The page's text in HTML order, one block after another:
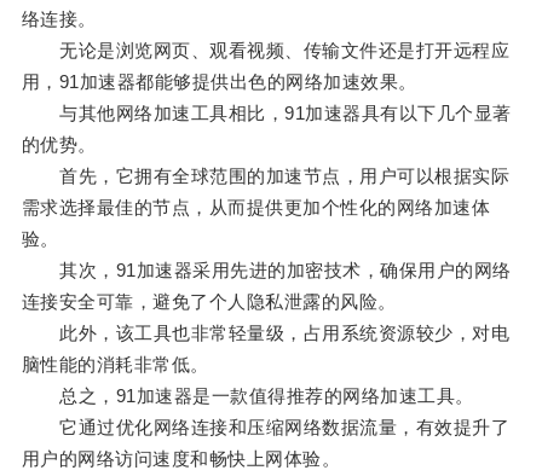
络连接。
无论是浏览网页、观看视频、传输文件还是打开远程应
用，91加速器都能够提供出色的网络加速效果。
与其他网络加速工具相比，91加速器具有以下几个显著
的优势。
首先，它拥有全球范围的加速节点，用户可以根据实际
需求选择最佳的节点，从而提供更加个性化的网络加速体
验。
其次，91加速器采用先进的加密技术，确保用户的网络
连接安全可靠，避免了个人隐私泄露的风险。
此外，该工具也非常轻量级，占用系统资源较少，对电
脑性能的消耗非常低。
总之，91加速器是一款值得推荐的网络加速工具。
它通过优化网络连接和压缩网络数据流量，有效提升了
用户的网络访问速度和畅快上网体验。